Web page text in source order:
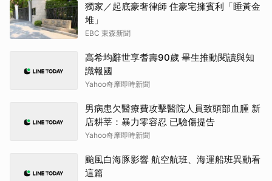
獨家／起底豪奢律師 住豪宅擁賓利「睡黃金
堆」
EBC 東森新聞
高希均辭世享耆壽90歲 畢生推動閱讀與知
識報國
Yahoo奇摩即時新聞
男病患欠醫療費攻擊醫院人員致頭部血腫 新
店耕莘：暴力零容忍 已驗傷提告
Yahoo奇摩即時新聞
颱風白海豚影響 航空航班、海運船班異動看
這篇